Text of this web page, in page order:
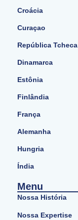
Croácia
Curaçao
República Tcheca
Dinamarca
Estônia
Finlândia
França
Alemanha
Hungria
Índia
Menu
Nossa História
Nossa Expertise